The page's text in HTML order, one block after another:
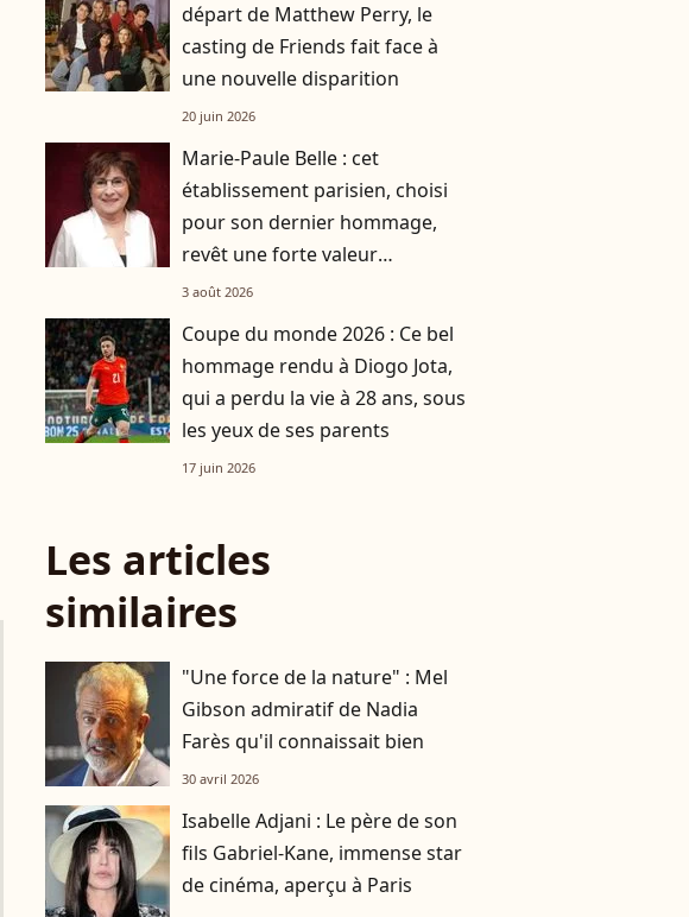
départ de Matthew Perry, le
casting de Friends fait face à
une nouvelle disparition
20 juin 2026
Marie-Paule Belle : cet
établissement parisien, choisi
pour son dernier hommage,
revêt une forte valeur
symbolique
3 août 2026
Coupe du monde 2026 : Ce bel
hommage rendu à Diogo Jota,
qui a perdu la vie à 28 ans, sous
les yeux de ses parents
17 juin 2026
Les articles
similaires
"Une force de la nature" : Mel
Gibson admiratif de Nadia
Farès qu'il connaissait bien
30 avril 2026
Isabelle Adjani : Le père de son
fils Gabriel-Kane, immense star
de cinéma, aperçu à Paris